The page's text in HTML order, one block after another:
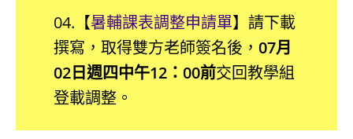
04.【暑輔課表調整申請單】請下載
撰寫，取得雙方老師簽名後， 07月
02日週四中午12：00前交回教學組
登載調整。